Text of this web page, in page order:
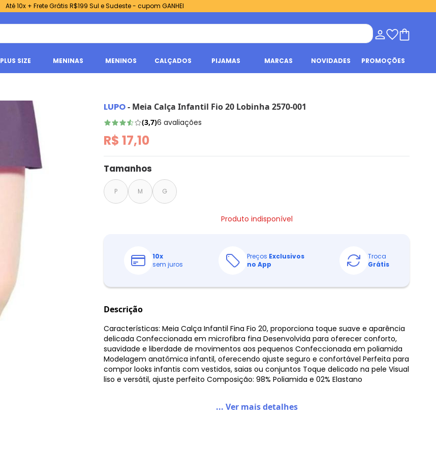
Até 10x + Frete Grátis R$199 Sul e Sudeste - cupom GANHEI
PLUS SIZE MENINAS MENINOS CALÇADOS PIJAMAS MARCAS NOVIDADES PROMOÇÕES
LUPO- Meia Calça Infantil Fio 20 Lobinha 2570-001
(3,7)6 avaliações
R$ 17,10
Tamanhos
P M G
Produto indisponível
10x
sem juros
Preços Exclusivos
no App
Troca
Grátis
Descrição
Características: Meia Calça Infantil Fina Fio 20, proporciona toque suave e aparência
delicada Confeccionada em microfibra fina Desenvolvida para oferecer conforto,
suavidade e liberdade de movimentos aos pequenos Confeccionada em poliamida
Modelagem anatômica infantil, oferecendo ajuste seguro e confortável Perfeita para
compor looks infantis com vestidos, saias ou conjuntos Toque delicado na pele Visual
liso e versátil, ajuste perfeito Composição: 98% Poliamida e 02% Elastano
... Ver mais detalhes